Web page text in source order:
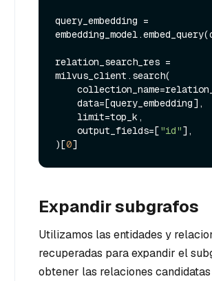
query_embedding =
relation_search_res =
milvus_client.search(
    output_fields=[
"id"],
)[0
Expandir subgrafos
Utilizamos las entidades y
recuperadas para expandir el
obtener las relaciones candidatas